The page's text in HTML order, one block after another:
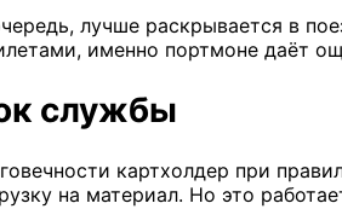
лучше раскрывается в
именно портмоне даёт
службы
картхолдер при
на материал. Но это